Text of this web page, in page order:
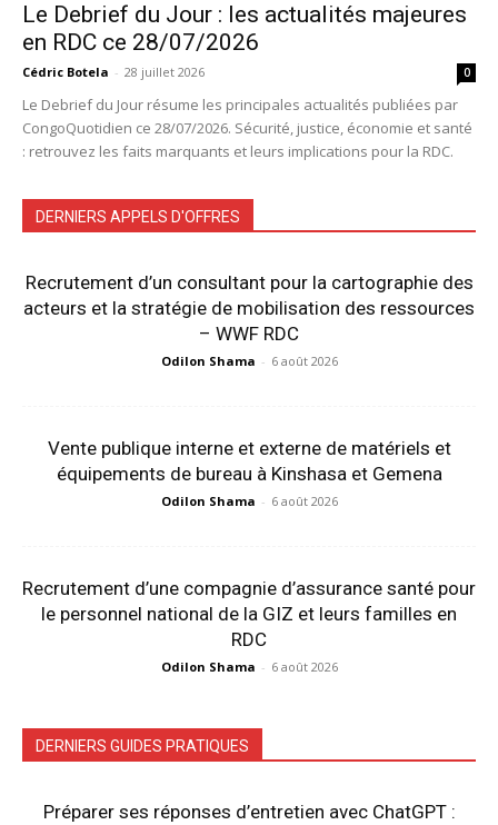
Le Debrief du Jour : les actualités majeures
en RDC ce 28/07/2026
Cédric Botela - 28 juillet 2026 0
Le Debrief du Jour résume les principales actualités publiées par
CongoQuotidien ce 28/07/2026. Sécurité, justice, économie et santé
: retrouvez les faits marquants et leurs implications pour la RDC.
DERNIERS APPELS D'OFFRES
Recrutement d’un consultant pour la cartographie des
acteurs et la stratégie de mobilisation des ressources
– WWF RDC
Odilon Shama - 6 août 2026
Vente publique interne et externe de matériels et
équipements de bureau à Kinshasa et Gemena
Odilon Shama - 6 août 2026
Recrutement d’une compagnie d’assurance santé pour
le personnel national de la GIZ et leurs familles en
RDC
Odilon Shama - 6 août 2026
DERNIERS GUIDES PRATIQUES
Préparer ses réponses d’entretien avec ChatGPT :